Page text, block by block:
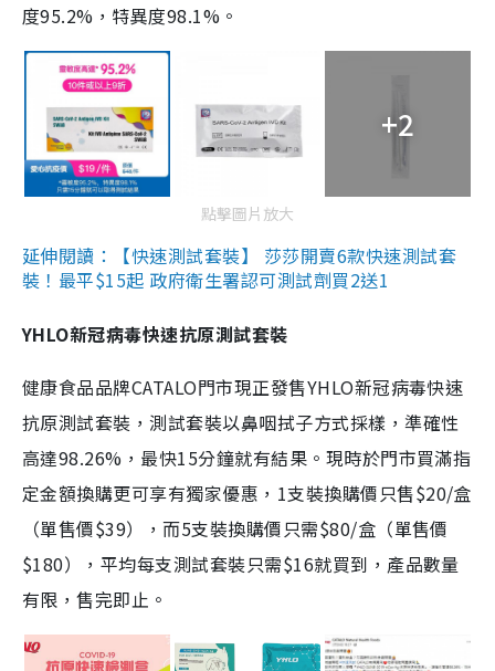
度95.2%，特異度98.1%。
+2
點擊圖片放大
延伸閱讀：【快速測試套裝】 莎莎開賣6款快速測試套
裝！最平$15起 政府衛生署認可測試劑買2送1
YHLO新冠病毒快速抗原測試套裝
健康食品品牌CATALO門市現正發售YHLO新冠病毒快速
抗原測試套裝，測試套裝以鼻咽拭子方式採樣，準確性
高達98.26%，最快15分鐘就有結果。現時於門市買滿指
定金額換購更可享有獨家優惠，1支裝換購價只售$20/盒
（單售價$39），而5支裝換購價只需$80/盒（單售價
$180），平均每支測試套裝只需$16就買到，產品數量
有限，售完即止。